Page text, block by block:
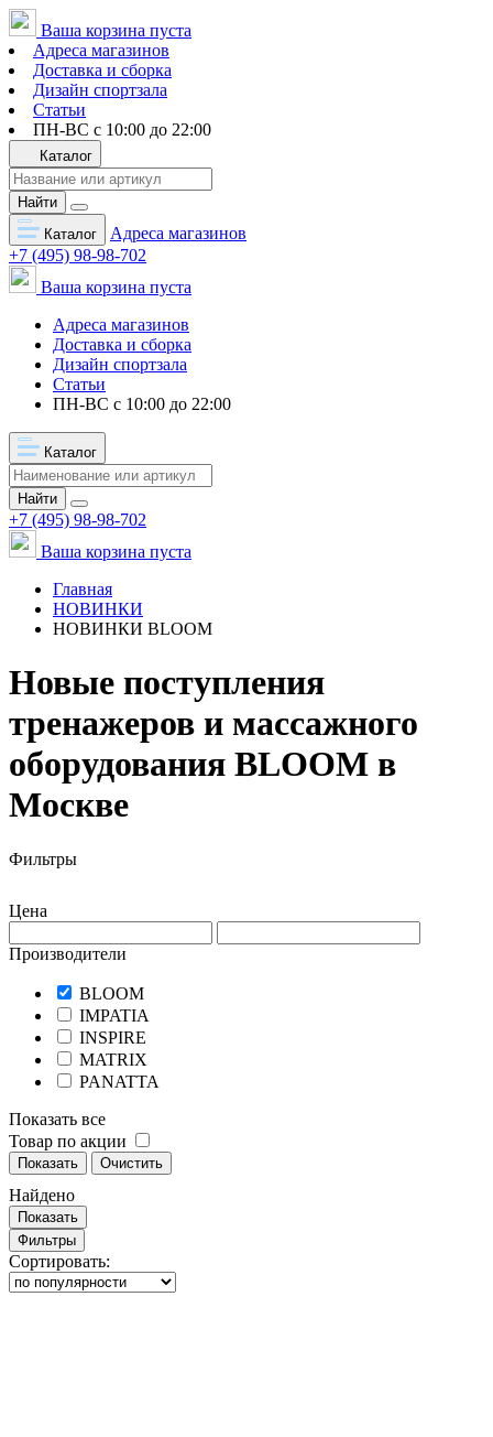
Ваша корзина пуста
Адреса магазинов
Доставка и сборка
Дизайн спортзала
Статьи
ПН-ВС с 10:00 до 22:00
Каталог
Найти
Каталог
Адреса магазинов
+7 (495) 98-98-702
Ваша корзина пуста
Адреса магазинов
Доставка и сборка
Дизайн спортзала
Статьи
ПН-ВС с 10:00 до 22:00
Каталог
Найти
+7 (495) 98-98-702
Ваша корзина пуста
Главная
НОВИНКИ
НОВИНКИ BLOOM
Новые поступления
тренажеров и массажного
оборудования BLOOM в
Москве
Фильтры
Цена
Производители
BLOOM
IMPATIA
INSPIRE
MATRIX
PANATTA
Показать все
Товар по акции
Показать Очистить
Найдено
Показать
Фильтры
Сортировать: